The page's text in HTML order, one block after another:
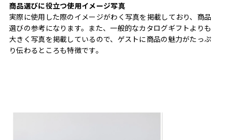
商品選びに役立つ使用イメージ写真
実際に使用した際のイメージがわく写真を掲載しており、商品
選びの参考になります。また、一般的なカタログギフトよりも
大きく写真を掲載しているので、ゲストに商品の魅力がたっぷ
り伝わるところも特徴です。